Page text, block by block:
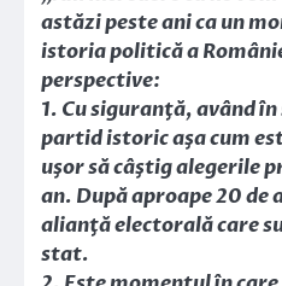
astăzi peste ani ca un
istoria politică a
perspective:
1. Cu siguranţă, având
partid istoric aşa cum
uşor să câştig alegerile
an. După aproape 20
alianţă electorală care
stat.